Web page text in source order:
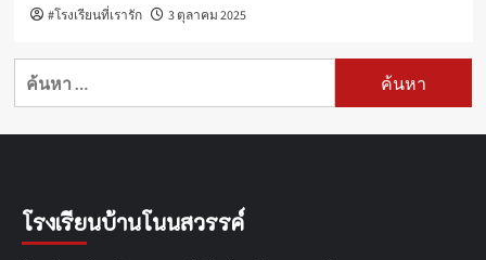
#โรงเรียนที่เรารัก 3 ตุลาคม 2025
ค้นหา
โรงเรียนบ้านโนนสวรรค์